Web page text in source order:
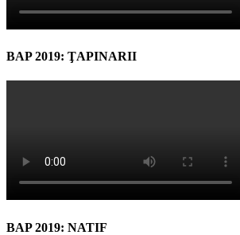
BAP 2019: ŢAPINARII
BAP 2019: NATIF